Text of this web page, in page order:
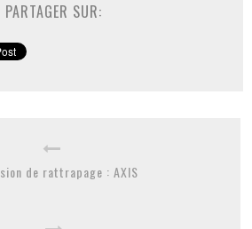
PARTAGER SUR:
de rattrapage : AXIS